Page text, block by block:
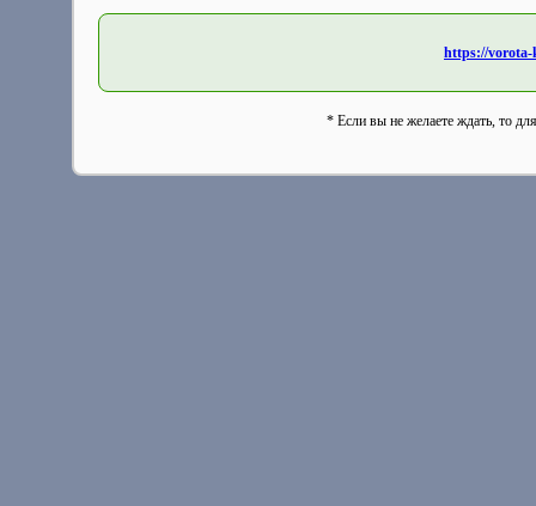
https://
* Если вы не желаете ждать, то